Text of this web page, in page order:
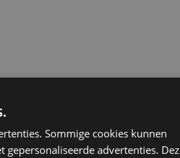
Sommige cookies kunnen
advertenties.